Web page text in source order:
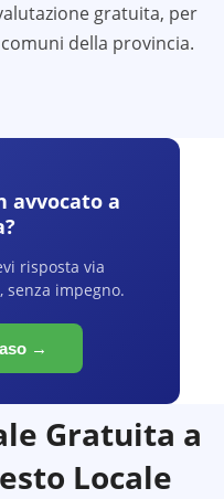
gratuita, per
della provincia.
avvocato a
?
risposta via
senza impegno.
→
Gratuita a
Locale